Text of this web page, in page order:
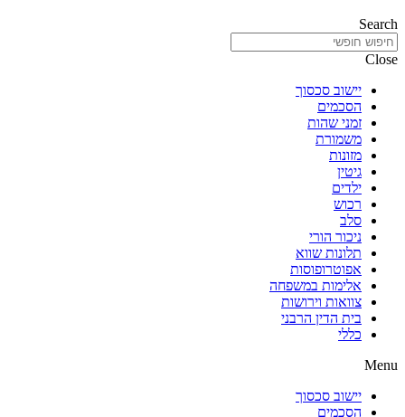
Search
Close
יישוב סכסוך
הסכמים
זמני שהות
משמורת
מזונות
גיטין
ילדים
רכוש
סלב
ניכור הורי
תלונות שווא
אפוטרופוסות
אלימות במשפחה
צוואות וירושות
בית הדין הרבני
כללי
Menu
יישוב סכסוך
הסכמים